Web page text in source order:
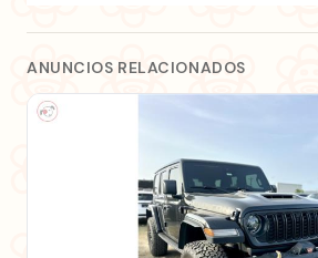
ANUNCIOS RELACIONADOS